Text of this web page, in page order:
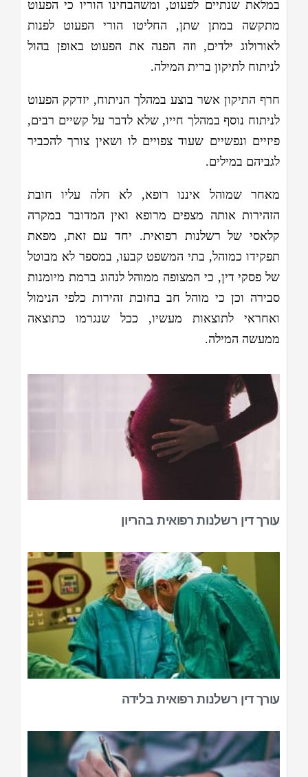
במלאת שנתיים לפעוט, ומשהבחינו הוריו כי הפעוט
מתקשה במתן שתן, החליטו הורי הפעוט לפנות
לאורולוג ילדים, וזה הפנה את הפעוט באופן בהול
לניתוח לתיקון ברית המילה.
חרף התיקון אשר בוצע במהלך הניתוח, יזדקק הפעוט
לניתוח נוסף במהלך חייו, שלא לדבר על קשיים רבים,
פיזיים ונפשיים שעוד צפויים לו ושאין צורך להכביר
לגביהם במילים.
מאחר שמוהל איננו רופא, לא חלה עליו חובת
הזהירות אותה מצפים מרופא ואין המדובר במקרה
קלאסי של רשלנות רפואית. יחד עם זאת, מפאת
תפקידו כמוהל, בתי המשפט קבעו, במספר לא מבוטל
של פסקי דין, כי המצופה ממוהל לנהוג ברמת מיומנות
סבירה וכן כי מוהל חב בחובת זהירות כלפי הנימול
ואחראי לתוצאות מעשיו, ככל שנגרמו כתוצאה
ממעשה המילה.
עורך דין רשלנות רפואית בהריון
עורך דין רשלנות רפואית בלידה